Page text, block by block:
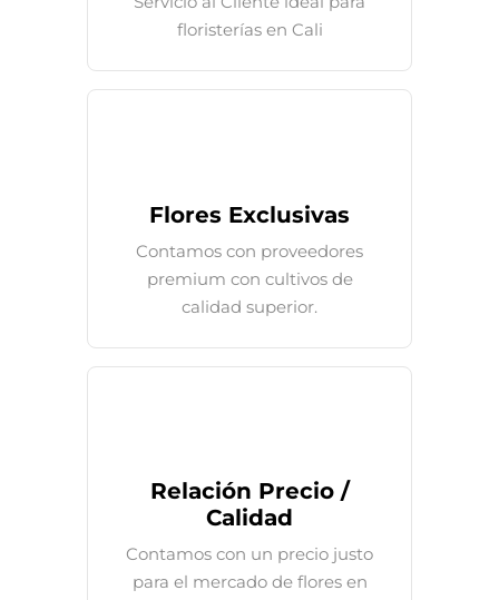
floristerías en Cali
Flores Exclusivas
Contamos con proveedores
premium con cultivos de
calidad superior.
Relación Precio /
Calidad
Contamos con un precio justo
para el mercado de flores en